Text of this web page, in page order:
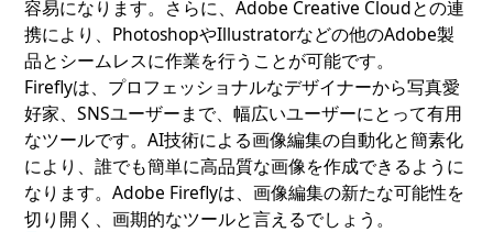
容易になります。さらに、Adobe Creative Cloudとの連
携により、PhotoshopやIllustratorなどの他のAdobe製
品とシームレスに作業を行うことが可能です。
Fireflyは、プロフェッショナルなデザイナーから写真愛
好家、SNSユーザーまで、幅広いユーザーにとって有用
なツールです。AI技術による画像編集の自動化と簡素化
により、誰でも簡単に高品質な画像を作成できるように
なります。Adobe Fireflyは、画像編集の新たな可能性を
切り開く、画期的なツールと言えるでしょう。